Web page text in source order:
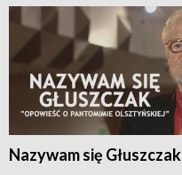
Nazywam się Głuszczak